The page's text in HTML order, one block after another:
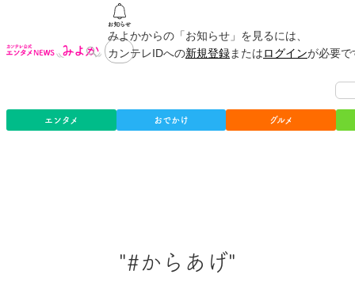
みよかからの「お知らせ」を見るには、
カンテレIDへの新規登録またはログインが必要
エンタメ おでかけ グルメ
"#からあげ"